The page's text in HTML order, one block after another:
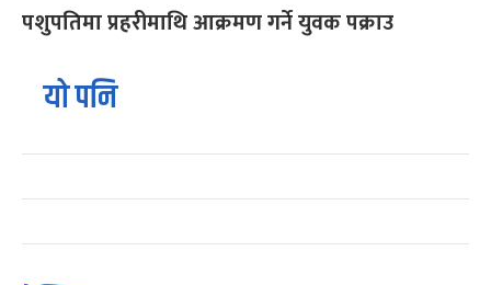
पशुपतिमा प्रहरीमाथि आक्रमण गर्ने युवक पक्राउ
यो पनि